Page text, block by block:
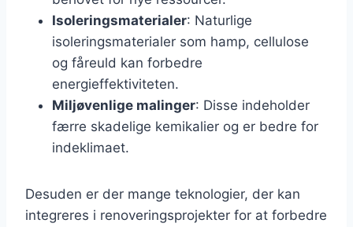
Isoleringsmaterialer: Naturlige
isoleringsmaterialer som hamp, cellulose
og fåreuld kan forbedre
energieffektiviteten.
Miljøvenlige malinger: Disse indeholder
færre skadelige kemikalier og er bedre for
indeklimaet.
Desuden er der mange teknologier, der kan
integreres i renoveringsprojekter for at forbedre